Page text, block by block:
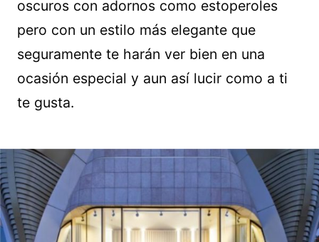
oscuros con adornos como estoperoles
pero con un estilo más elegante que
seguramente te harán ver bien en una
ocasión especial y aun así lucir como a ti
te gusta.